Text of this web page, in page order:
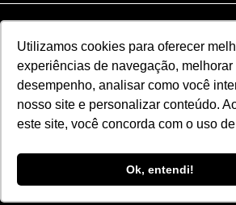
Utilizamos cookies para oferecer
experiências de navegação, melhorar
desempenho, analisar como você
nosso site e personalizar conteúdo.
este site, você concorda com o uso
Ok, entendi!
Web Summit Lisboa Web
Especial NRF2026
CNPJ: 51.110.853/0001-17